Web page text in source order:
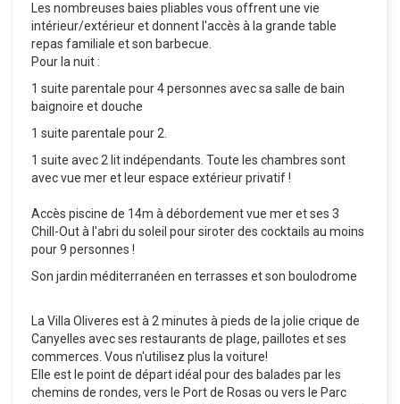
Les nombreuses baies pliables vous offrent une vie
intérieur/extérieur et donnent l'accès à la grande table
repas familiale et son barbecue.
Pour la nuit :
1 suite parentale pour 4 personnes avec sa salle de bain
baignoire et douche
1 suite parentale pour 2.
1 suite avec 2 lit indépendants. Toute les chambres sont
avec vue mer et leur espace extérieur privatif !
Accès piscine de 14m à débordement vue mer et ses 3
Chill-Out à l'abri du soleil pour siroter des cocktails au moins
pour 9 personnes !
Son jardin méditerranéen en terrasses et son boulodrome
La Villa Oliveres est à 2 minutes à pieds de la jolie crique de
Canyelles avec ses restaurants de plage, paillotes et ses
commerces. Vous n'utilisez plus la voiture!
Elle est le point de départ idéal pour des balades par les
chemins de rondes, vers le Port de Rosas ou vers le Parc